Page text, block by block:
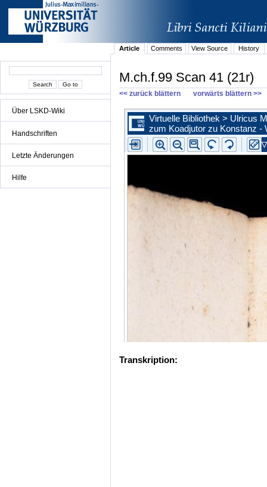
Über LSKD-Wiki
Handschriften
Letzte Änderungen
Hilfe
Article Comments View Source History
M.ch.f.99 Scan 41 (21r)
<< zurück blättern vorwärts blättern >>
Transkription: